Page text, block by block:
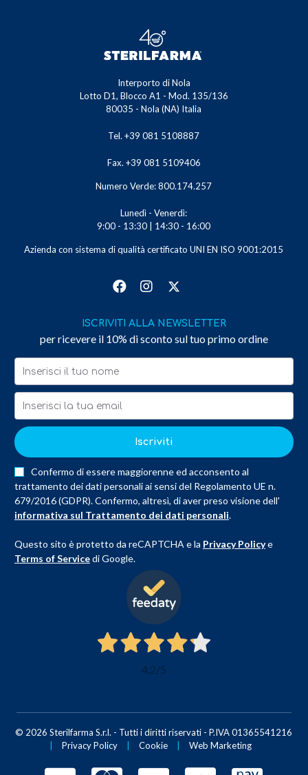
Interporto di Nola
Lotto D1, Blocco A1 - Mod. 135/136
80035 - Nola (NA) Italia
Tel. +39 081 5108887
Fax. +39 081 5109406
Numero Verde: 800.174.257
Lunedì - Venerdì:
9:00 - 13:30 | 14:30 - 16:00
Azienda con sistema di qualità certificato UNI EN ISO 9001:2015
ISCRIVITI ALLA NEWSLETTER
per ricevere il 10% di sconto sul tuo primo ordine
Iscriviti
Confermo di essere maggiorenne ed acconsento al
trattamento dei dati personali ai sensi del Regolamento UE n.
679/2016 (GDPR). Confermo, altresì, di aver preso visione dell'
informativa sul Trattamento dei dati personali.
Questo sito è protetto da reCAPTCHA e la Privacy Policye
Terms of Servicedi Google.
4,2/5
© 2026 Sterilfarma S.r.l. - Tutti i diritti riservati - P.IVA 01365541216
Privacy Policy Cookie Web Marketing